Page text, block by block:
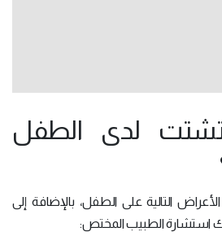
لدى الطفل
التالية على الطفل، بالإضافة إلى
استشارة الطبيب المختص: